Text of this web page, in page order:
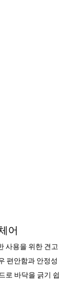
어
사용을 위한 견고
편안함과 안정성
로 바닥을 긁기 쉽